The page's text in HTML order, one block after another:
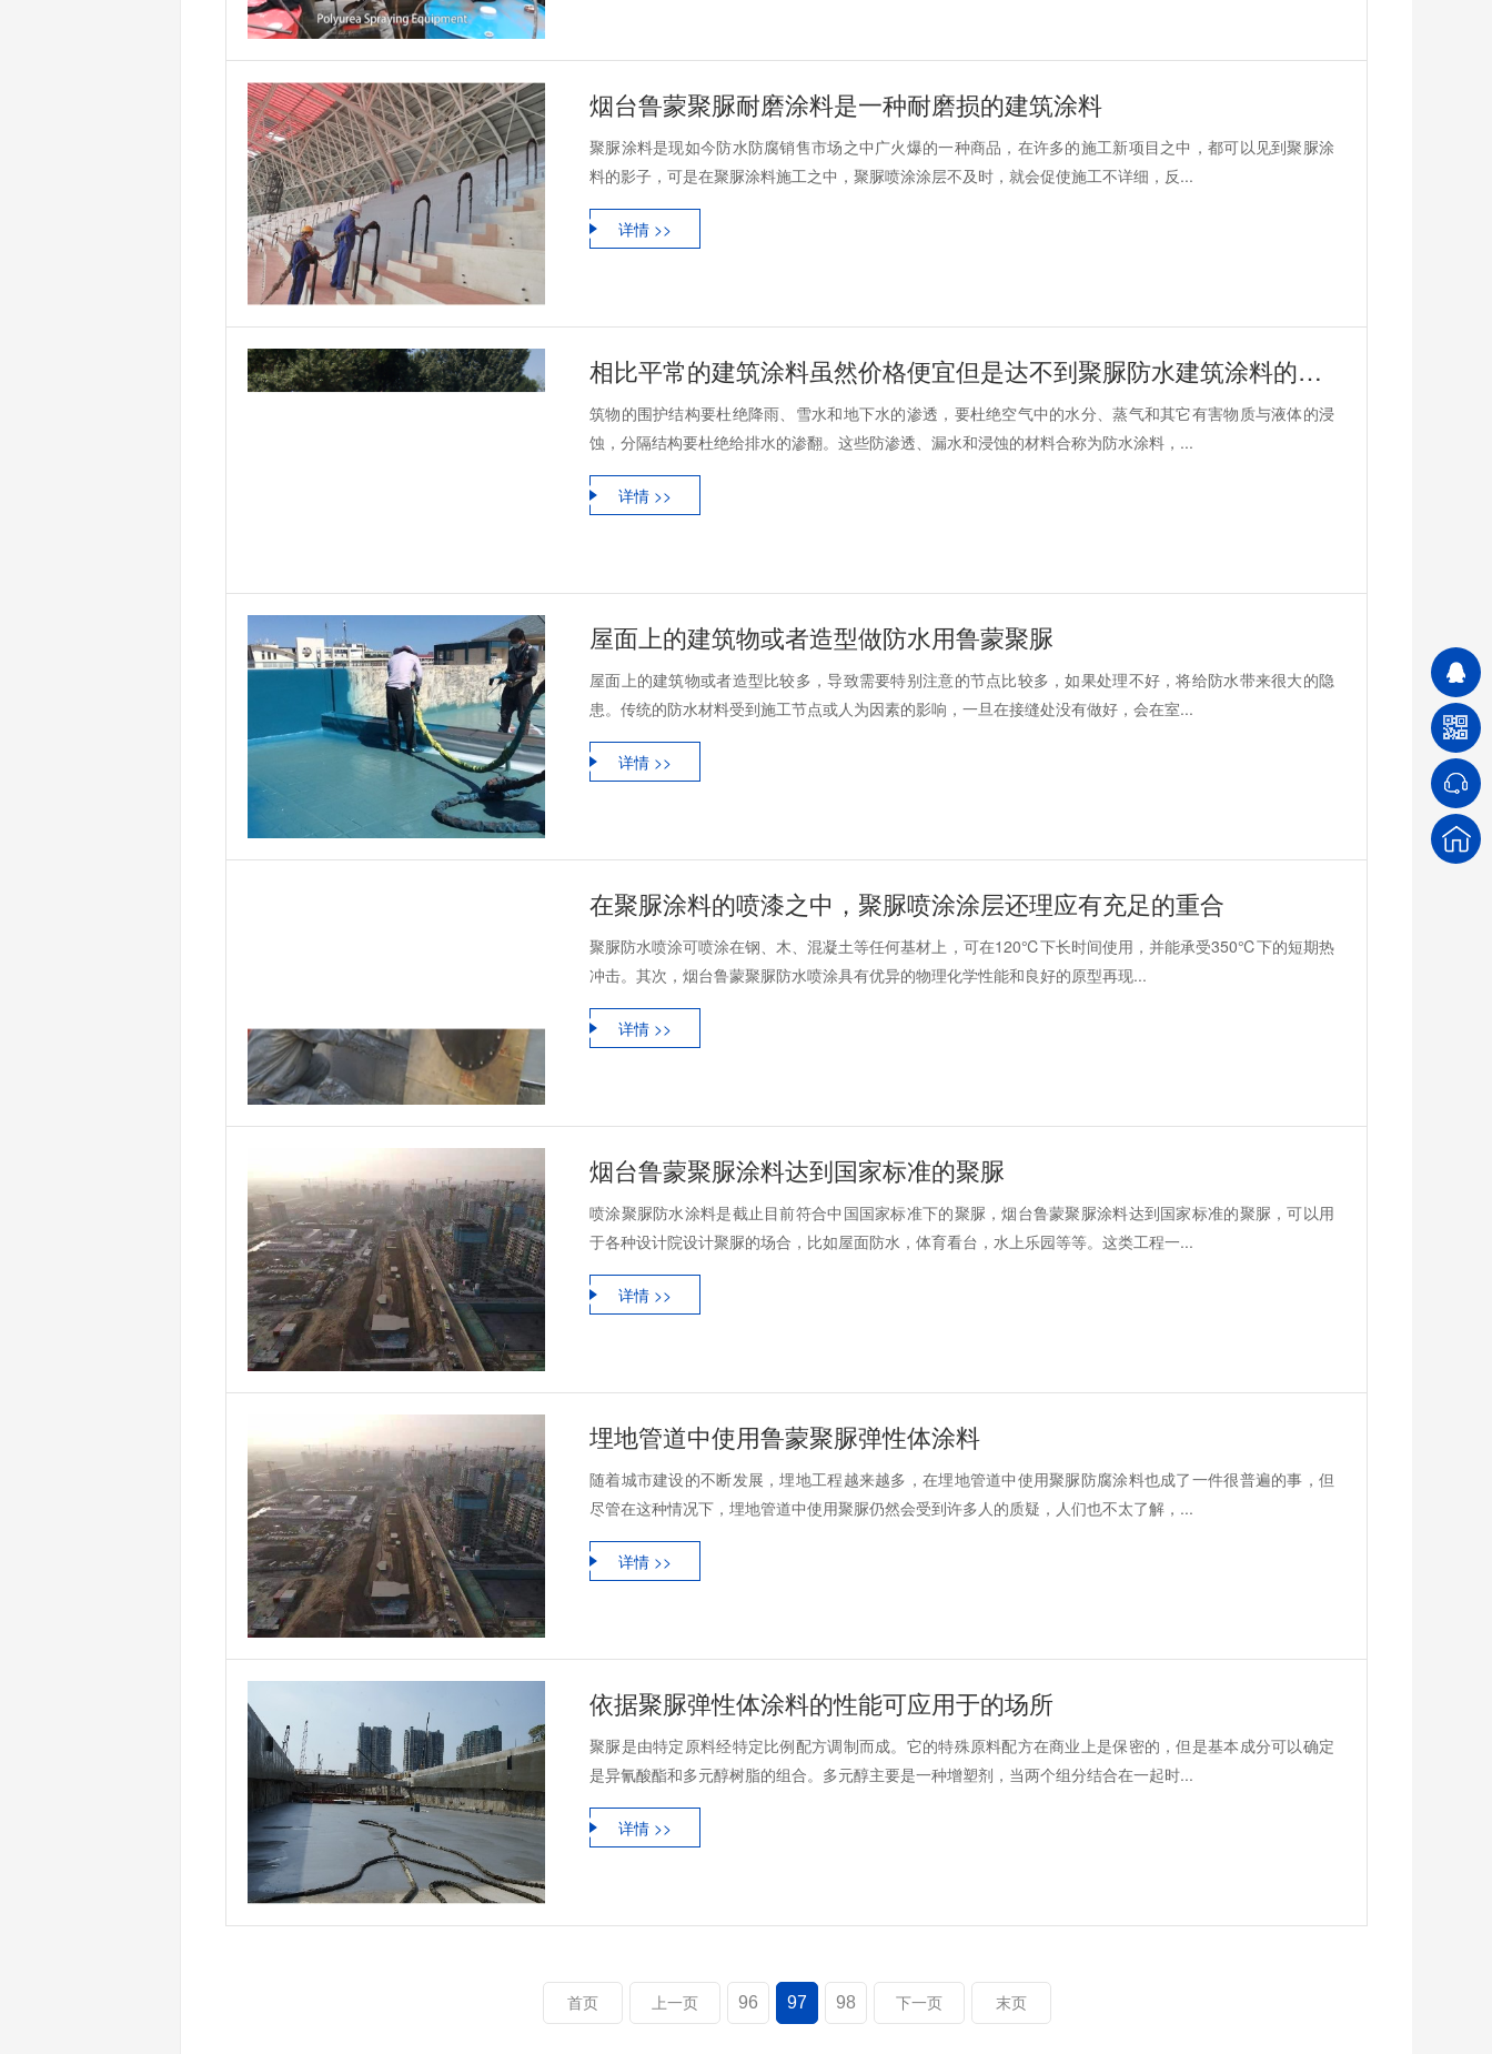
烟台鲁蒙聚脲耐磨涂料是一种耐磨损的建筑涂料
聚脲涂料是现如今防水防腐销售市场之中广火爆的一种商品，在许多的施工新项目之中，都可以见到聚脲涂
料的影子，可是在聚脲涂料施工之中，聚脲喷涂涂层不及时，就会促使施工不详细，反...
详情 >>
相比平常的建筑涂料虽然价格便宜但是达不到聚脲防水建筑涂料的这样的效果
筑物的围护结构要杜绝降雨、雪水和地下水的渗透，要杜绝空气中的水分、蒸气和其它有害物质与液体的浸
蚀，分隔结构要杜绝给排水的渗翻。这些防渗透、漏水和浸蚀的材料合称为防水涂料，...
详情 >>
屋面上的建筑物或者造型做防水用鲁蒙聚脲
屋面上的建筑物或者造型比较多，导致需要特别注意的节点比较多，如果处理不好，将给防水带来很大的隐
患。传统的防水材料受到施工节点或人为因素的影响，一旦在接缝处没有做好，会在室...
详情 >>
在聚脲涂料的喷漆之中，聚脲喷涂涂层还理应有充足的重合
聚脲防水喷涂可喷涂在钢、木、混凝土等任何基材上，可在120℃下长时间使用，并能承受350℃下的短期热
冲击。其次，烟台鲁蒙聚脲防水喷涂具有优异的物理化学性能和良好的原型再现...
详情 >>
烟台鲁蒙聚脲涂料达到国家标准的聚脲
喷涂聚脲防水涂料是截止目前符合中国国家标准下的聚脲，烟台鲁蒙聚脲涂料达到国家标准的聚脲，可以用
于各种设计院设计聚脲的场合，比如屋面防水，体育看台，水上乐园等等。这类工程一...
详情 >>
埋地管道中使用鲁蒙聚脲弹性体涂料
随着城市建设的不断发展，埋地工程越来越多，在埋地管道中使用聚脲防腐涂料也成了一件很普遍的事，但
尽管在这种情况下，埋地管道中使用聚脲仍然会受到许多人的质疑，人们也不太了解，...
详情 >>
依据聚脲弹性体涂料的性能可应用于的场所
聚脲是由特定原料经特定比例配方调制而成。它的特殊原料配方在商业上是保密的，但是基本成分可以确定
是异氰酸酯和多元醇树脂的组合。多元醇主要是一种增塑剂，当两个组分结合在一起时...
详情 >>
首页 上一页 96 97 98 下一页 末页